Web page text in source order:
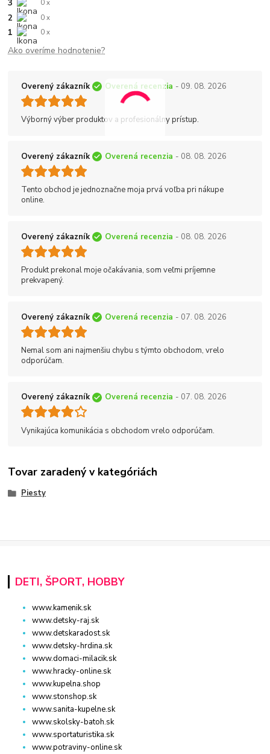
3 0 x
2 0 x
1 0 x
Ako overíme hodnotenie?
Overený zákazník Overená recenzia - 09. 08. 2026
Výborný výber produktov a profesionálny prístup.
Overený zákazník Overená recenzia - 08. 08. 2026
Tento obchod je jednoznačne moja prvá voľba pri nákupe
online.
Overený zákazník Overená recenzia - 08. 08. 2026
Produkt prekonal moje očakávania, som veľmi príjemne
prekvapený.
Overený zákazník Overená recenzia - 07. 08. 2026
Nemal som ani najmenšiu chybu s týmto obchodom, vrelo
odporúčam.
Overený zákazník Overená recenzia - 07. 08. 2026
Vynikajúca komunikácia s obchodom vrelo odporúčam.
Tovar zaradený v kategóriách
Piesty
DETI, ŠPORT, HOBBY
www.kamenik.sk
www.detsky-raj.sk
www.detskaradost.sk
www.detsky-hrdina.sk
www.domaci-milacik.sk
www.hracky-online.sk
www.kupelna.shop
www.stonshop.sk
www.sanita-kupelne.sk
www.skolsky-batoh.sk
www.sportaturistika.sk
www.potraviny-online.sk